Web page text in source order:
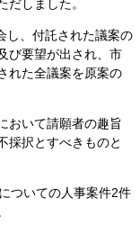
しました。
、付託された議案の
び要望が出され、市
れた全議案を原案の
おいて請願者の趣旨
採択とすべきものと
ついての人事案件2件